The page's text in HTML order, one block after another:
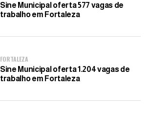
Sine Municipal oferta 577 vagas de
trabalho em Fortaleza
FORTALEZA
Sine Municipal oferta 1.204 vagas de
trabalho em Fortaleza